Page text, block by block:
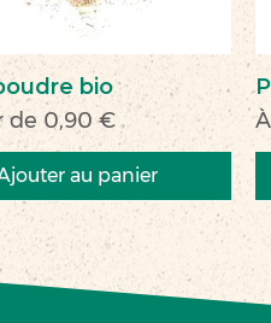
bio
de 0,90 €
au panier